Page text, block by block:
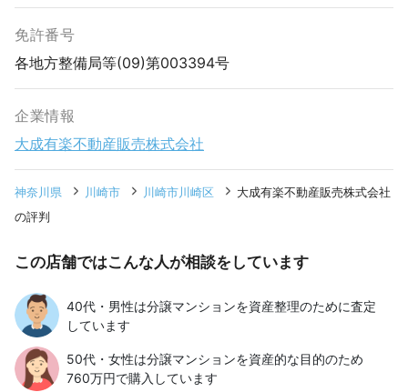
免許番号
各地方整備局等(09)第003394号
企業情報
大成有楽不動産販売株式会社
神奈川県 川崎市 川崎市川崎区
大成有楽不動産販売株式会社
の評判
この店舗ではこんな人が相談をしています
40代・男性は分譲マンションを資産整理のために査定
しています
50代・女性は分譲マンションを資産的な目的のため
760万円で購入しています